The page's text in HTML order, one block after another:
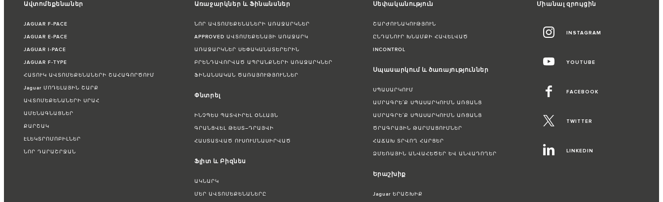
Ավտոմեքենաներ
JAGUAR F-PACE
JAGUAR E-PACE
JAGUAR I-PACE
JAGUAR F-TYPE
ՀԱՏՈՒԿ ԱՎՏՈՄԵՔԵՆԱՆԵՐԻ ՇԱՀԱԳՈՐԾՈՒՄ
Jaguar ՄՈԴԵԼԱՅԻՆ ՇԱՐՔ
ԱՎՏՈՄԵՔԵՆԱՆԵՐԻ ՍՐԱՀ
ԱՄԵՆԱԳՆԱՑՆԵՐ
ՔԱՐՇԱԿ
ԷԼԵԿՏՐՈՄՈԲԻԼՆԵՐ
ՆՈՐ ԴԱՐԱՇՐՋԱՆ
Առաջարկներ և Ֆինանսներ
ՆՈՐ ԱՎՏՈՄԵՔԵՆԱՆԵՐԻ ԱՌԱՋԱՐԿՆԵՐ
APPROVED ԱՎՏՈՄԵՔԵՆԱՅԻ ԱՌԱՋԱՐԿ
ԱՌԱՋԱՐԿՆԵՐ ՍԵՓԱԿԱՆԱՏԵՐԵՐԻՆ
ԲՐԵՆԴԱՎՈՐՎԱԾ ԱՊՐԱՆՔՆԵՐԻ ԱՌԱՋԱՐԿՆԵՐ
ՖԻՆԱՆՍԱԿԱՆ ԾԱՌԱՅՈՒԹՅՈՒՆՆԵՐ
Փնտրել
ԻՆՉՊԵՍ ՊԱՏՎԻՐԵԼ ՕՆԼԱՅՆ
ԳՐԱՆՑՎԵԼ ԹԵՍՏ–ԴՐԱՅՎԻ
ՀԱՍՏԱՏՎԱԾ ՈՒՍՈՒՄՆԱՍԻՐՎԱԾ
Ֆլիտ և Բիզնես
ԱԿՆԱՐԿ
ՄԵՐ ԱՎՏՈՄԵՔԵՆԱՆԵՐԸ
Սեփականություն
ՇԱՐԺՈՒՆԱԿՈՒԹՅՈՒՆ
ԸՆԴԱՆՈՒՐ ԽՆԱՄՔԻ ՀԱՎԵԼՎԱԾ
INCONTROL
Սպասարկում և ծառայություններ
ՍՊԱՍԱՐԿՈՒՄ
ԱՄՐԱԳՐԵ՛Ք ՍՊԱՍԱՐԿՈՒՄՆ ԱՌՑԱՆՑ
ԱՄՐԱԳՐԵ՛Ք ՍՊԱՍԱՐԿՈՒՄՆ ԱՌՑԱՆՑ
ԾՐԱԳՐԱՅԻՆ ԹԱՐՄԱՑՈՒՄՆԵՐ
ՀԱՃԱԽ ՏՐՎՈՂ ՀԱՐՑԵՐ
ՁՄԵՌԱՅԻՆ ԱՆՎԱՀԵԾԵՐ ԵՎ ԱՆՎԱԴՈՂԵՐ
Երաշխիք
Jaguar ԵՐԱՇԽԻՔ
Միանալ զրույցին
INSTAGRAM
YOUTUBE
FACEBOOK
TWITTER
LINKEDIN